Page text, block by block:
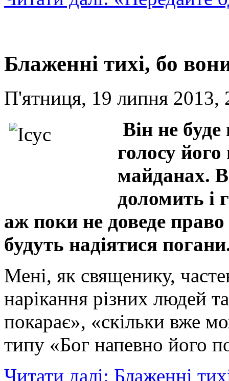
Блаженні тихі, бо
П'ятниця, 19 липня 2013,
Він не буде
голосу його
майданах.
доломить і
аж поки не доведе
будуть надіятися
Мені, як священику,
нарікання різних людей
покарає», «скільки вже
типу «Бог напевно його
Читати далі: Блаженні